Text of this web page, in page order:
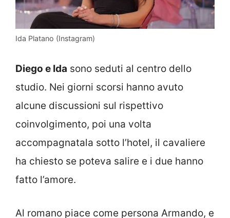
Ida Platano (Instagram)
Diego e Ida sono seduti al centro dello
studio. Nei giorni scorsi hanno avuto
alcune discussioni sul rispettivo
coinvolgimento, poi una volta
accompagnatala sotto l’hotel, il cavaliere
ha chiesto se poteva salire e i due hanno
fatto l’amore.
Al romano piace come persona Armando, e